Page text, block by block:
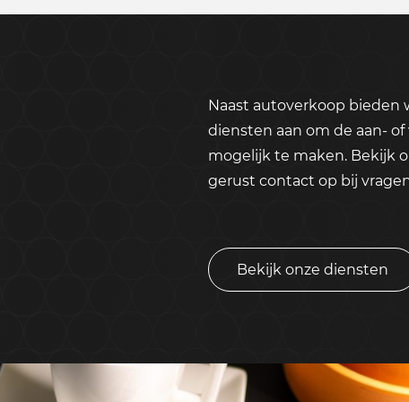
Naast autoverkoop bieden
diensten aan om de aan-
mogelijk te maken. Bekijk
gerust contact op bij
Bekijk onze diensten